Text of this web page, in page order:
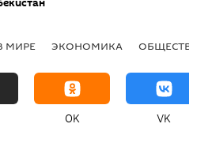
МИРЕ ЭКОНОМИКА
OK VK